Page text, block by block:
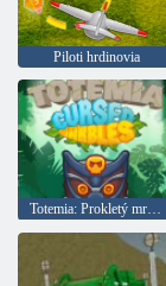
Piloti hrdinovia
Totemia: Prokletý mramor